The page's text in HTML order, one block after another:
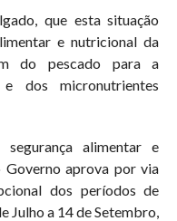
que esta situação
e nutricional da
do pescado para a
dos micronutrientes
alimentar e
Governo aprova por via
dos períodos de
Julho a 14 de Setembro,